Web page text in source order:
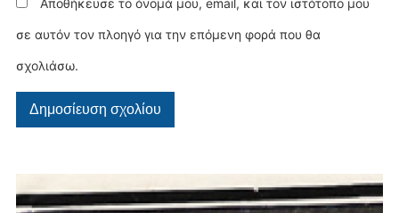
σε αυτόν τον πλοηγό για την επόμενη φορά που θα
σχολιάσω.